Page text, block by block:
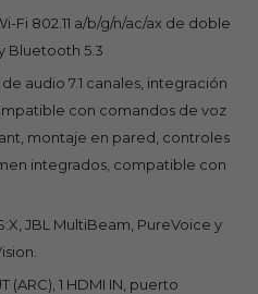
Fi 802.11 a/b/g/n/ac/ax de doble
Bluetooth 5.3
audio 7.1 canales, integración
con comandos de voz
montaje en pared, controles
integrados, compatible con
JBL MultiBeam, PureVoice y
(ARC), 1 HDMI IN, puerto